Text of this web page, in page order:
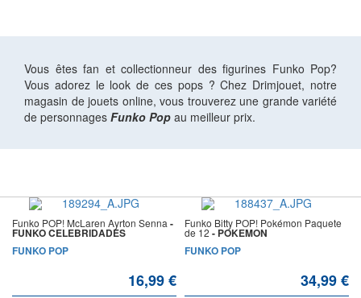
Vous êtes fan et collectionneur des figurines Funko Pop?
Vous adorez le look de ces pops ? Chez Drimjouet, notre
magasin de jouets online, vous trouverez une grande variété
de personnages Funko Pop au meilleur prix.
Funko POP! McLaren Ayrton Senna -
FUNKO CELEBRIDADES
FUNKO POP
16,99 €
Funko Bitty POP! Pokémon Paquete
de 12 - POKEMON
FUNKO POP
34,99 €